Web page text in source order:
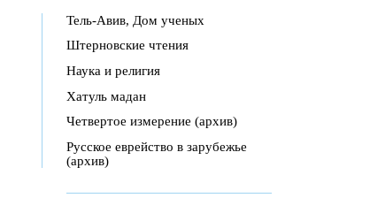
Тель-Авив, Дом ученых
Штерновские чтения
Наука и религия
Хатуль мадан
Четвертое измерение (архив)
Русское еврейство в зарубежье
(архив)